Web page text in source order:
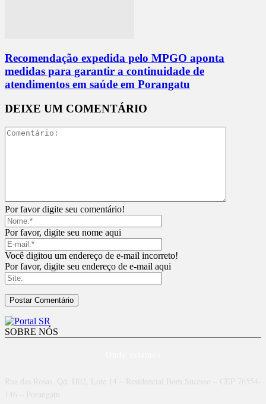
Recomendação expedida pelo MPGO aponta
medidas para garantir a continuidade de
atendimentos em saúde em Porangatu
DEIXE UM COMENTÁRIO
Por favor digite seu comentário!
Por favor, digite seu nome aqui
Você digitou um endereço de e-mail incorreto!
Por favor, digite seu endereço de e-mail aqui
SOBRE NÓS